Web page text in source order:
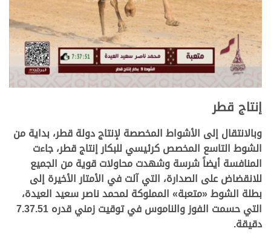
إنتاج قطر
وبالانتقال إلى الأشواط المخصصة لإنتاج دولة قطر، بداية من
الشوط التاسع المخصص كرئيسي للبكار إنتاج قطر، جاءت
المنافسة أيضاً شرسة وشهدت محاولات قوية من الجميع
للانقضاض على الصدارة، التي آلت في الأمتار الأخيرة إلى
بطلة الشوط«متعبة»المملوكة لمحمد ناصر سعيد العيدة،
التي حسمت الفوز والناموس في توقيت زمني قدره 7.37.51
دقيقة.